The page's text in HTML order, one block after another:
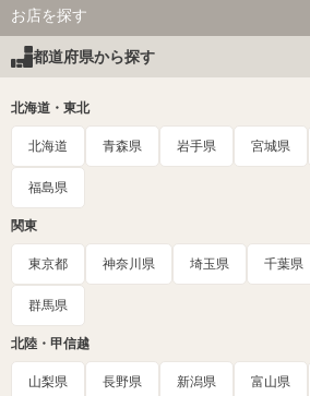
お店を探す
都道府県から探す
北海道・東北
北海道 青森県 岩手県 宮城県
福島県
関東
東京都 神奈川県 埼玉県 千葉県
群馬県
北陸・甲信越
山梨県 長野県 新潟県 富山県